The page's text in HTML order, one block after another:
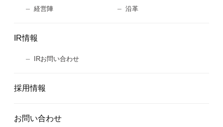
経営陣 沿革
IR情報
IRお問い合わせ
採用情報
お問い合わせ